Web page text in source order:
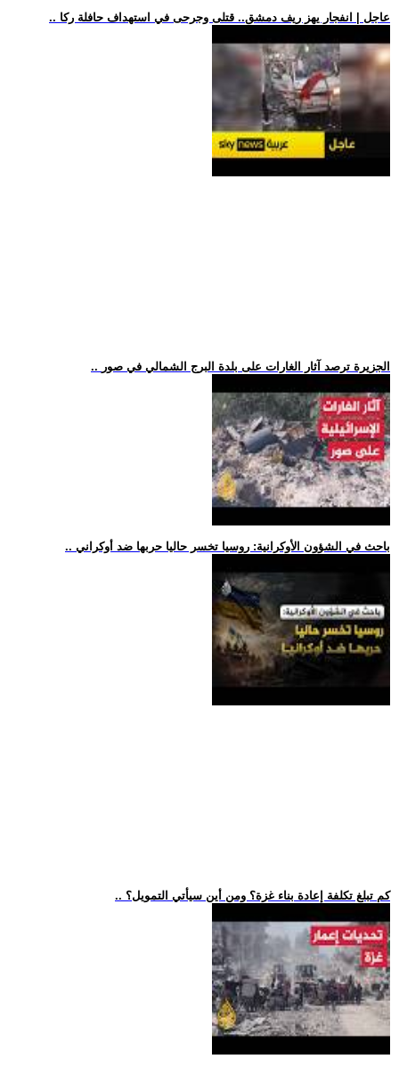
.. عاجل | انفجار يهز ريف دمشق.. قتلى وجرحى في استهداف حافلة ركا
.. الجزيرة ترصد آثار الغارات على بلدة البرج الشمالي في صور
.. باحث في الشؤون الأوكرانية: روسيا تخسر حاليا حربها ضد أوكراني
.. كم تبلغ تكلفة إعادة بناء غزة؟ ومن أين سيأتي التمويل؟